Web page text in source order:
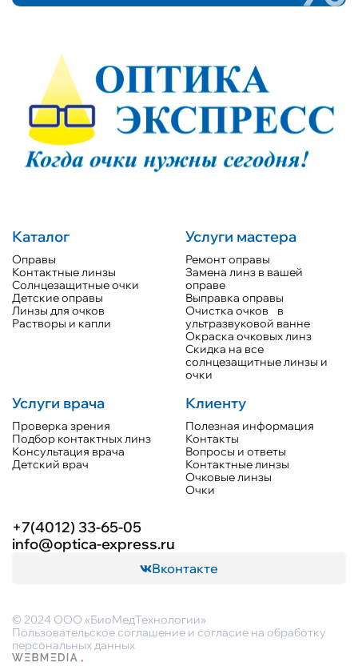
Каталог
Оправы
Контактные линзы
Солнцезащитные очки
Детские оправы
Линзы для очков
Растворы и капли
Услуги мастера
Ремонт оправы
Замена линз в вашей
оправе
Выправка оправы
Очистка очков в
ультразвуковой ванне
Окраска очковых линз
Скидка на все
солнцезащитные линзы и
очки
Услуги врача
Проверка зрения
Подбор контактных линз
Консультация врача
Детский врач
Клиенту
Полезная информация
Контакты
Вопросы и ответы
Контактные линзы
Очковые линзы
Очки
+7(4012) 33-65-05
info@optica-express.ru
Вконтакте
© 2024 ООО «БиоМедТехнологии»
Пользовательское соглашение и согласие на обработку
персональных данных